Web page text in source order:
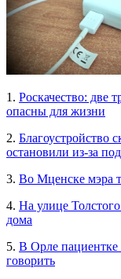
1. Роскачество: две
опасны для жизни
2. Благоустройство
остановили из-за
3. Во Мценске мэра
4. На улице
дома
5. В Орле пациентке
говорить